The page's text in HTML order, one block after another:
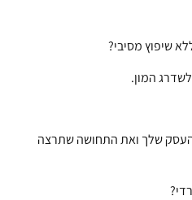
המון.
שלך ואת התחושה שתרצה